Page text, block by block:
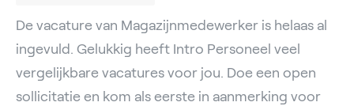
De vacature van Magazijnmedewerker is helaas al
ingevuld. Gelukkig heeft Intro Personeel veel
vergelijkbare vacatures voor jou. Doe een open
sollicitatie en kom als eerste in aanmerking voor